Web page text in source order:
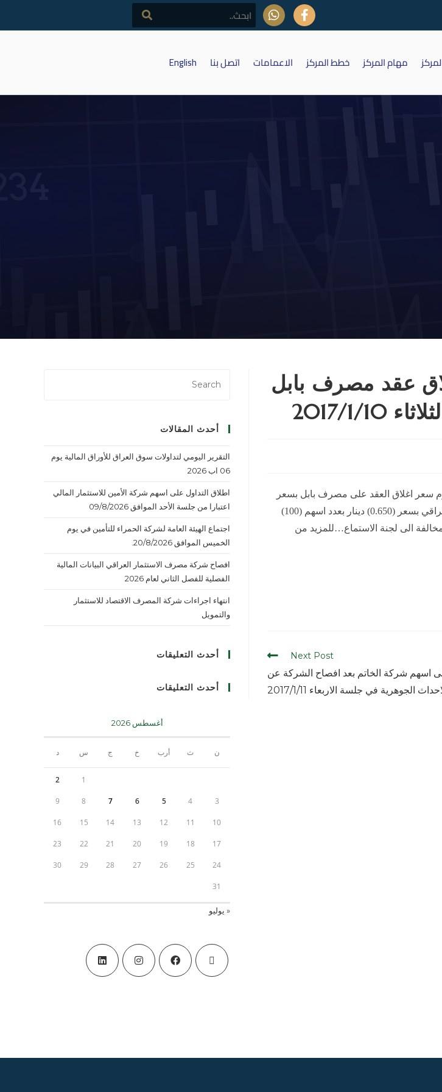
مهام المركز خطط المركز الاعمامات اتصل بنا English
عقد مصرف بابل
1/10
1/2017 ، تم استبعاد في جلسة اليوم سعر اغلاق العقد على مصرف بابل بسعر
(0.450) دينار وبعدد اسهم (500) الف سهم وسعر اغلاق العقد على المصرف التجاري العراقي بسعر (0.650) دينار بعدد اسهم (100)
احالة شركات الوساطة المخالفة الى لجنة الاستماع…للمزيد من
Next Post
اسهم شركة الخاتم بعد افصاح الشركة عن
الجوهرية في جلسة الاربعاء 2017/1/11
أحدث المقالات
التقرير اليومي لتداولات سوق العراق للأوراق المالية يوم
06 اب 2026
اطلاق التداول على اسهم شركة الأمين للاستثمار المالي
اعتبارا من جلسة الأحد الموافق 09/8/2026
اجتماع الهيئة العامة لشركة الحمراء للتأمين في يوم
الخميس الموافق 20/8/2026.
افصاح شركة مصرف الاستثمار العراقي البيانات المالية
الفصلية للفصل الثاني لعام 2026
انتهاء اجراءات شركة المصرف الاقتصاد للاستثمار
والتمويل
أحدث التعليقات
أحدث التعليقات
أغسطس 2026
ن ث أرب خ ج س د
1
2
3
4
5
6
7
8
9
10
11
12
13
14
15
16
17
18
19
20
21
22
23
24
25
26
27
28
29
30
31
« يوليو